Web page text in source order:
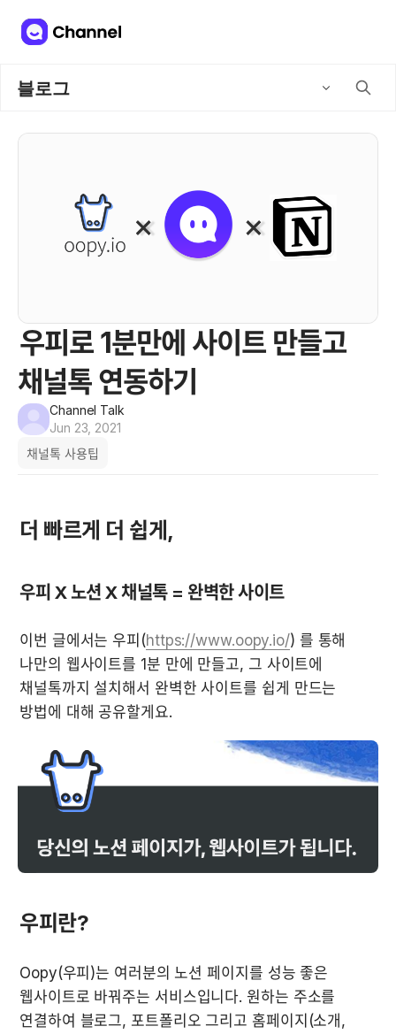
블로그
우피로 1분만에 사이트 만들고
채널톡 연동하기
Channel Talk
Jun 23, 2021
채널톡 사용팁
더 빠르게 더 쉽게,
우피 X 노션 X 채널톡 = 완벽한 사이트
이번 글에서는 우피(https://www.oopy.io/) 를 통해
나만의 웹사이트를 1분 만에 만들고, 그 사이트에
채널톡까지 설치해서 완벽한 사이트를 쉽게 만드는
방법에 대해 공유할게요.
우피란?
Oopy(우피)는 여러분의 노션 페이지를 성능 좋은
웹사이트로 바꿔주는 서비스입니다. 원하는 주소를
연결하여 블로그, 포트폴리오 그리고 홈페이지(소개,